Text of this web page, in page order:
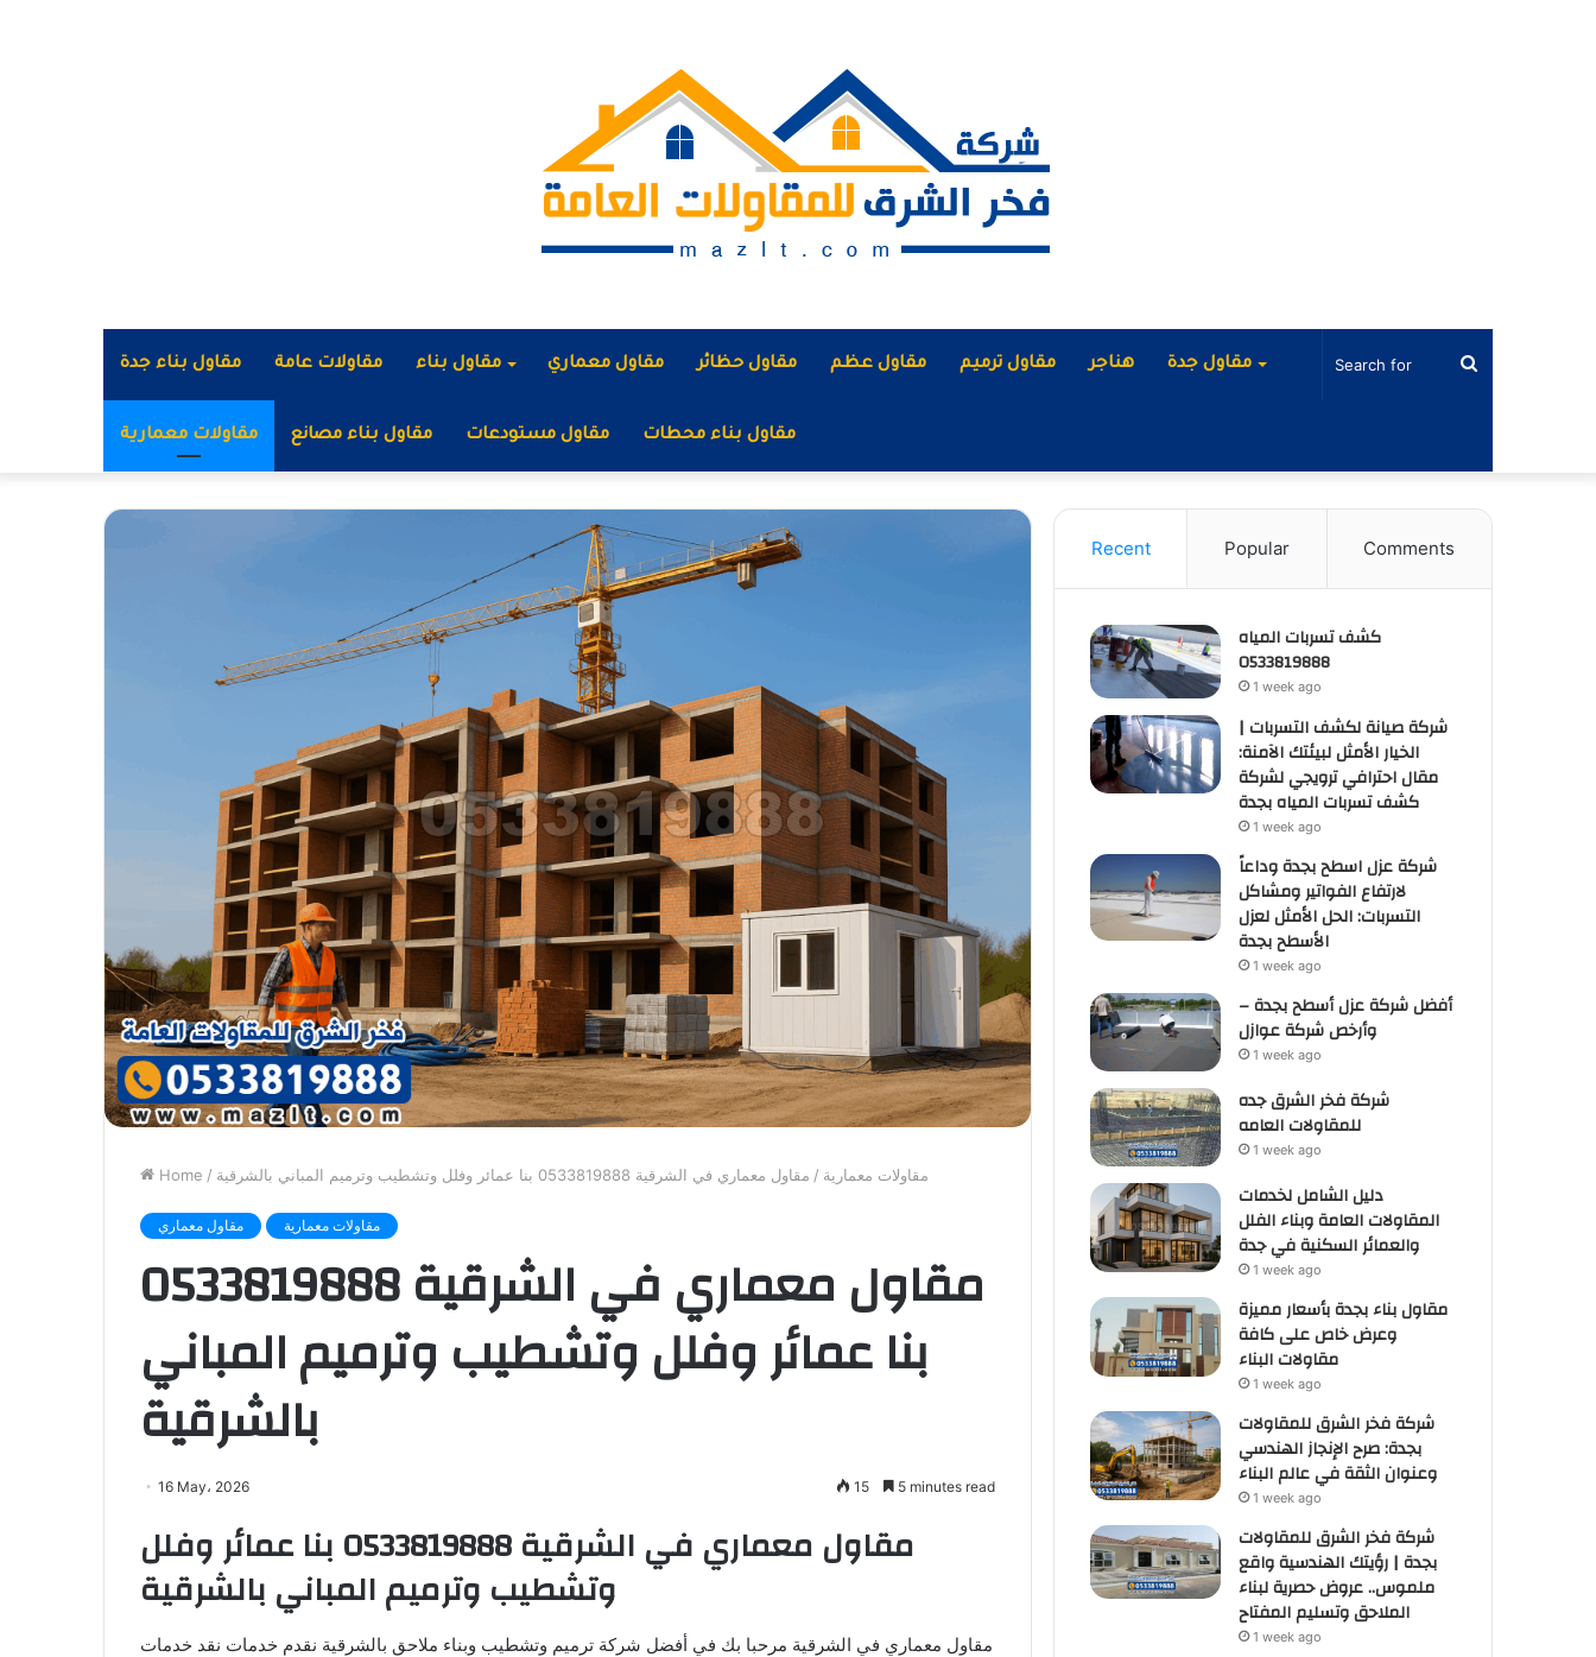
مقاول بناء جدة مقاولات عامة مقاول بناء مقاول معماري مقاول حظائر مقاول عظم مقاول ترميم هناجر مقاول جدة
مقاولات معمارية مقاول بناء مصانع مقاول مستودعات مقاول بناء محطات
Search
Home / مقاولات معمارية / مقاول معماري في الشرقية 0533819888 بنا عمائر وفلل وتشطيب وترميم المباني بالشرقية
مقاول معماري مقاولات معمارية
مقاول معماري في الشرقية 0533819888
بنا عمائر وفلل وتشطيب وترميم المباني
بالشرقية
16 May، 2026 15 5 minutes read
مقاول معماري في الشرقية 0533819888 بنا عمائر وفلل
وتشطيب وترميم المباني بالشرقية
مقاول معماري في الشرقية مرحبا بك في أفضل شركة ترميم وتشطيب وبناء ملاحق بالشرقية نقدم خدمات نقد خدمات
Recent Popular Comments
كشف تسربات المياه
0533819888
1 week ago
شركة صيانة لكشف التسربات |
الخيار الأمثل لبيئتك الآمنة:
مقال احترافي ترويجي لشركة
كشف تسربات المياه بجدة
1 week ago
شركة عزل اسطح بجدة وداعاً
لارتفاع الفواتير ومشاكل
التسربات: الحل الأمثل لعزل
الأسطح بجدة
1 week ago
أفضل شركة عزل أسطح بجدة –
وأرخص شركة عوازل
1 week ago
شركة فخر الشرق جده
للمقاولات العامه
1 week ago
دليل الشامل لخدمات
المقاولات العامة وبناء الفلل
والعمائر السكنية في جدة
1 week ago
مقاول بناء بجدة بأسعار مميزة
وعرض خاص على كافة
مقاولات البناء
1 week ago
شركة فخر الشرق للمقاولات
بجدة: صرح الإنجاز الهندسي
وعنوان الثقة في عالم البناء
1 week ago
شركة فخر الشرق للمقاولات
بجدة | رؤيتك الهندسية واقع
ملموس.. عروض حصرية لبناء
الملاحق وتسليم المفتاح
1 week ago